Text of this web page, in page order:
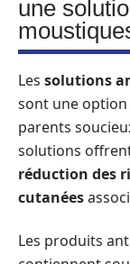
une
Les solutions
sont une
parents
solutions
réduction des
cutanées
Les produits